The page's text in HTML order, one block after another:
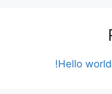
Hello world!